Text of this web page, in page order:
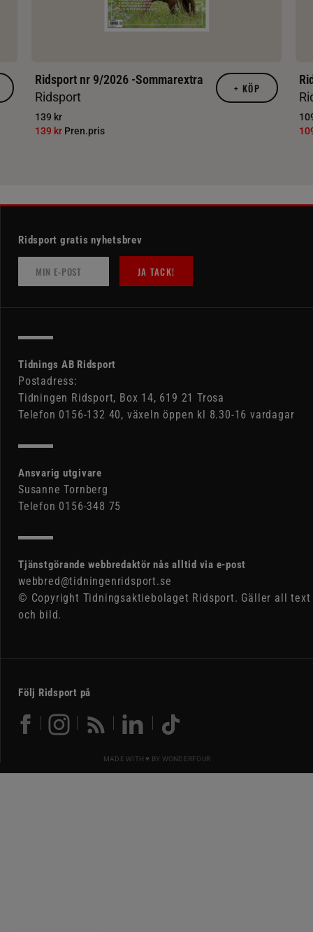
Ridsport nr 9/2026 -Sommarextra
Ridsport
139 kr
139 kr Pren.pris
+ KÖP
Ridsport gratis nyhetsbrev
JA TACK!
Tidnings AB Ridsport
Postadress:
Tidningen Ridsport, Box 14, 619 21 Trosa
Telefon 0156-132 40, växeln öppen kl 8.30-16 vardagar
Ansvarig utgivare
Susanne Tornberg
Telefon 0156-348 75
Tjänstgörande webbredaktör nås alltid via e-post
webbred@tidningenridsport.se
© Copyright Tidningsaktiebolaget Ridsport. Gäller all text
och bild.
Följ Ridsport på
MADE WITH ♥ BY WONDERFOUR